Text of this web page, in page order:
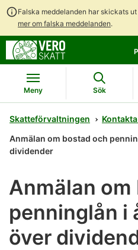
Falska meddelanden har skickats
mer om falska meddelanden.
till
Meny Sök
Skatteförvaltningen
Anmälan om bostad och
dividender
Anmälan
penninglån i
över